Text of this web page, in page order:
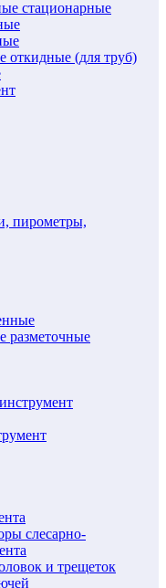
стационарные
откидные (для труб)
пирометры,
разметочные
слесарно-
и трещеток